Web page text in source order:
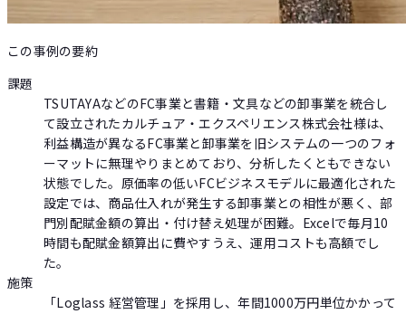
この事例の要約
課題
TSUTAYAなどのFC事業と書籍・文具などの卸事業を統合し
て設立されたカルチュア・エクスペリエンス株式会社様は、
利益構造が異なるFC事業と卸事業を旧システムの一つのフォ
ーマットに無理やりまとめており、分析したくともできない
状態でした。原価率の低いFCビジネスモデルに最適化された
設定では、商品仕入れが発生する卸事業との相性が悪く、部
門別配賦金額の算出・付け替え処理が困難。Excelで毎月10
時間も配賦金額算出に費やすうえ、運用コストも高額でし
た。
施策
「Loglass 経営管理」を採用し、年間1000万円単位かかって